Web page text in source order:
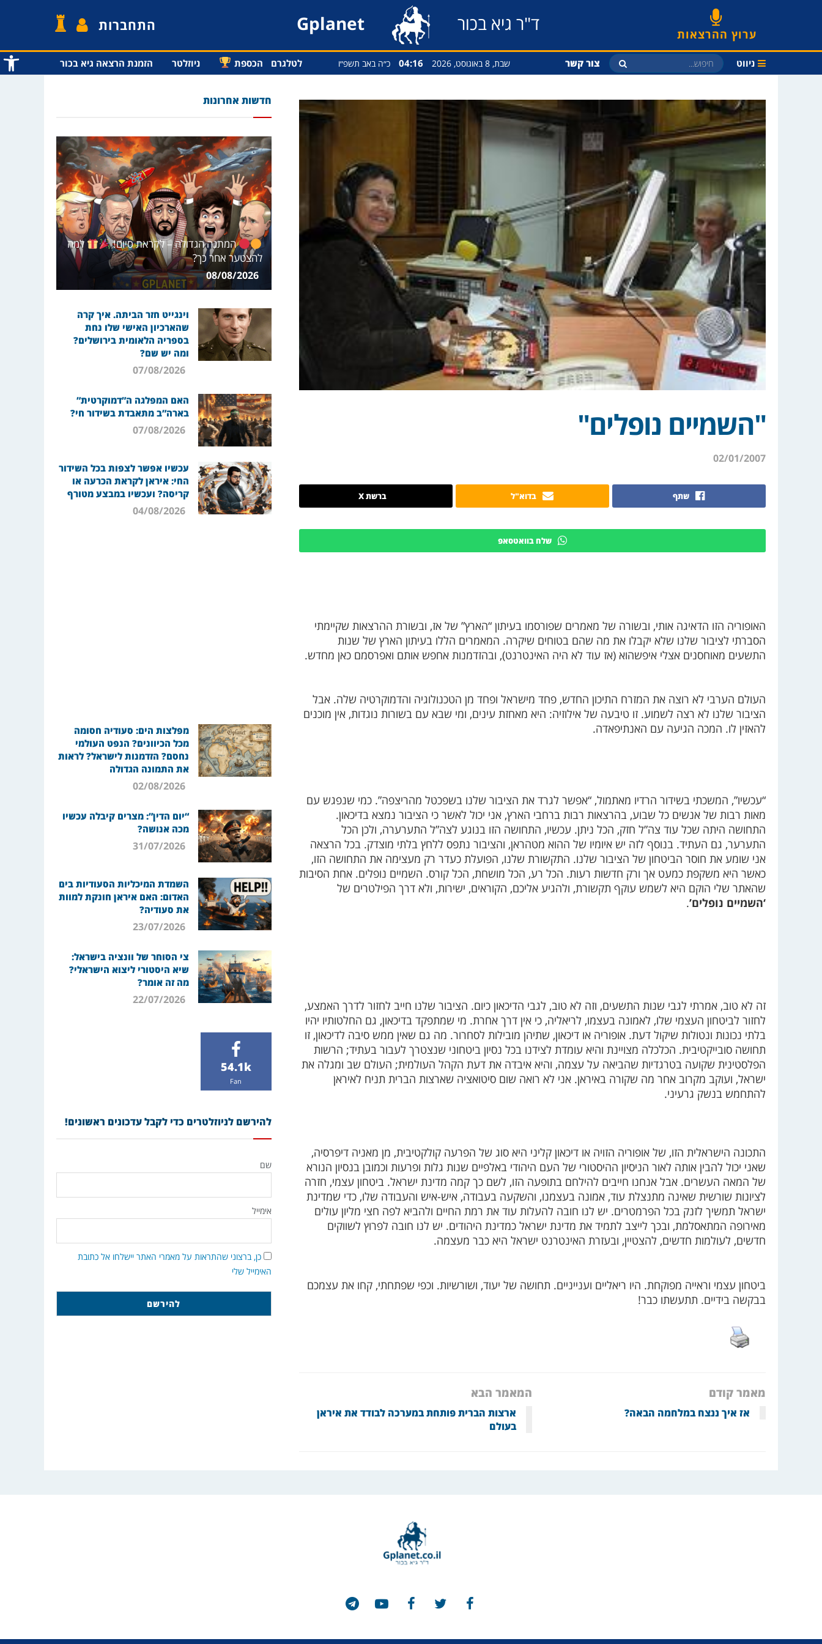
פתח
ערוץ ההרצאות ד"ר גיא בכור Gplanet התחברות
ניווט צור קשר שבת, 8 באוגוסט, 2026 04:16 כ״ה באב תשפ״ו לטלגרם הכספת ניוזלטר הזמנת הרצאה גיא בכור
"השמיים נופלים"
02/01/2007
שתף בדוא"ל ברשת X
שלח בוואטסאפ
האופוריה הזו הדאיגה אותי, ובשורה של מאמרים שפורסמו בעיתון “הארץ” של אז, ובשורת ההרצאות שקיימתי
הסברתי לציבור שלנו שלא יקבלו את מה שהם בטוחים שיקרה. המאמרים הללו בעיתון הארץ של שנות
התשעים מאוחסנים אצלי איפשהוא (אז עוד לא היה האינטרנט), ובהזדמנות אחפש אותם ואפרסמם כאן מחדש.
העולם הערבי לא רוצה את המזרח התיכון החדש, פחד מישראל ופחד מן הטכנולוגיה והדמוקרטיה שלה. אבל
הציבור שלנו לא רצה לשמוע. זו טיבעה של אילוזיה: היא מאחזת עינים, ומי שבא עם בשורות נוגדות, אין מוכנים
להאזין לו. המכה הגיעה עם האנתיפאדה.
“עכשיו”, המשכתי בשידור הרדיו מאתמול, “אפשר לגרד את הציבור שלנו בשפכטל מהריצפה”. כמי שנפגש עם
מאות רבות של אנשים כל שבוע, בהרצאות רבות ברחבי הארץ, אני יכול לאשר כי הציבור נמצא בדיכאון.
התחושה היתה שכל עוד צה”ל חזק, הכל ניתן. עכשיו, התחושה הזו בנוגע לצה”ל התערערה, ולכן הכל
התערער, גם העתיד. בנוסף לזה יש איומיו של ההוא מטהראן, והציבור נתפס ללחץ בלתי מוצדק. בכל הרצאה
אני שומע את חוסר הביטחון של הציבור שלנו. התקשורת שלנו, הפועלת כעדר רק מעצימה את התחושה הזו,
כאשר היא משקפת כמעט אך ורק חדשות רעות. הכל רע, הכל מושחת, הכל קורס. השמיים נופלים. אחת הסיבות
שהאתר שלי הוקם היא לשמש עוקף תקשורת, ולהגיע אליכם, הקוראים, ישירות, ולא דרך הפילטרים של
‘השמיים נופלים’.
זה לא טוב, אמרתי לגבי שנות התשעים, וזה לא טוב, לגבי הדיכאון כיום. הציבור שלנו חייב לחזור לדרך האמצע,
לחזור לביטחון העצמי שלו, לאמונה בעצמו, לריאליה, כי אין דרך אחרת. מי שמתפקד בדיכאון, גם החלטותיו יהיו
בלתי נכונות ונטולות שיקול דעת. אופוריה או דיכאון, שתיהן מובילות לסחרור. מה גם שאין ממש סיבה לדיכאון, זו
תחושה סובייקטיבית. הכלכלה מצויינת והיא עומדת לצידנו בכל נסיון ביטחוני שנצטרך לעבור בעתיד; הרשות
הפלסטינית שקועה בטרגדיות שהביאה על עצמה, והיא איבדה את דעת הקהל העולמית; העולם שב ומגלה את
ישראל, ועוקב מקרוב אחר מה שקורה באיראן. אני לא רואה שום סיטואציה שארצות הברית תניח לאיראן
להתחמש בנשק גרעיני.
התכונה הישראלית הזו, של אופוריה הזויה או דיכאון קליני היא סוג של הפרעה קולקטיבית, מן מאניה דיפרסיה,
שאני יכול להבין אותה לאור הניסיון ההיסטורי של העם היהודי באלפיים שנות גלות ופרעות וכמובן בנסיון הנורא
של המאה העשרים. אבל אנחנו חייבים להילחם בתופעה הזו, לשם כך קמה מדינת ישראל. ביטחון עצמי, חזרה
לציונות שורשית שאינה מתנצלת עוד, אמונה בעצמנו, והשקעה בעבודה, איש-איש והעבודה שלו, כדי שמדינת
ישראל תמשיך לזנק בכל הפרמטרים. יש לנו חובה להעלות עוד את רמת החיים ולהביא לפה חצי מליון עולים
מאירופה המתאסלמת, ובכך לייצב לתמיד את מדינת ישראל כמדינת היהודים. יש לנו חובה לפרוץ לשווקים
חדשים, לעולמות חדשים, להצטיין, ובעזרת האינטרנט ישראל היא כבר מעצמה.
ביטחון עצמי וראייה מפוקחת. היו ריאליים וענייניים. תחושה של יעוד, ושורשיות. וכפי שפתחתי, קחו את עצמכם
בבקשה בידיים. תתעשתו כבר!
מאמר קודם
אז איך ננצח במלחמה הבאה?
המאמר הבא
ארצות הברית פותחת במערכה לבודד את איראן
בעולם
חדשות אחרונות
המתנה הגדולה – לקראת סיום!
למה
להצטער אחר כך?
08/08/2026
וינגייט חזר הביתה. איך קרה
שהארכיון האישי שלו נחת
בספריה הלאומית בירושלים?
ומה יש שם?
07/08/2026
האם המפלגה ה”דמוקרטית”
בארה”ב מתאבדת בשידור חי?
07/08/2026
עכשיו אפשר לצפות בכל השידור
החי: איראן לקראת הכרעה או
קריסה? ועכשיו במבצע מטורף
04/08/2026
מפלצות הים: סעודיה חסומה
מכל הכיוונים? הנפט העולמי
נחסם? הזדמנות לישראל? לראות
את התמונה הגדולה
02/08/2026
“יום הדין”: מצרים קיבלה עכשיו
מכה אנושה?
31/07/2026
השמדת המיכליות הסעודיות בים
האדום: האם איראן חונקת למוות
את סעודיה?
23/07/2026
צי הסוחר של וונציה בישראל:
שיא היסטורי ליצוא הישראלי?
מה זה אומר?
22/07/2026
54.1k
Fan
להירשם לניוזלטרים כדי לקבל עדכונים ראשונים!
שם
אימייל
כן, ברצוני שהתראות על מאמרי האתר יישלחו אל כתובת
האימייל שלי